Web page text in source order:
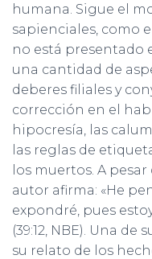
humana. Sigue el
sapienciales, como
no está presentado
una cantidad de
deberes filiales y
corrección en el
hipocresía, las
las reglas de
los muertos. A
autor afirma: «He
expondré, pues
(39:12, NBE). Una de
su relato de los